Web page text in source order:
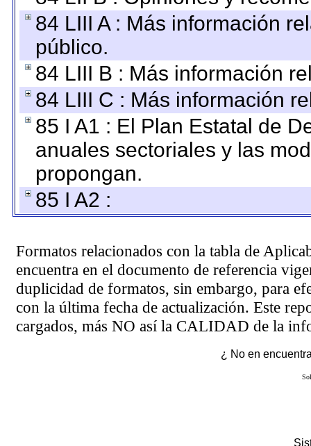
84 LIII A : Más información
público.
84 LIII B : Más información
84 LIII C : Más información
85 I A1 : El Plan Estatal de
anuales sectoriales y las
propongan.
85 I A2 :
Formatos relacionados con la tabla de
encuentra en el documento de referencia
duplicidad de formatos, sin embargo, para
con la última fecha de actualización. Este
cargados, más NO así la CALIDAD de la
¿ No en